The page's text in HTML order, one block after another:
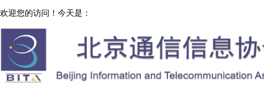
欢迎您的访问！今天是：